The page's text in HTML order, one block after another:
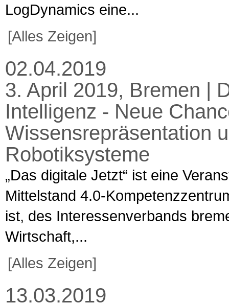
LogDynamics eine...
[Alles Zeigen]
02.04.2019
3. April 2019, Bremen |
Intelligenz - Neue
Wissensrepräsentation
Robotiksysteme
„Das digitale Jetzt“ ist eine
Mittelstand 4.0-
ist, des Interessenverbands
Wirtschaft,...
[Alles Zeigen]
13.03.2019